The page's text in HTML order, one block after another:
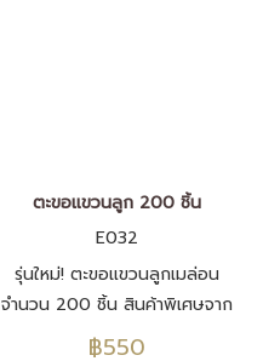
ตะขอแขวนลูก 200 ชิ้น
E032
รุ่นใหม่! ตะขอแขวนลูกเมล่อน
จำนวน 200 ชิ้น สินค้าพิเศษจาก
Rukkla.com
฿550